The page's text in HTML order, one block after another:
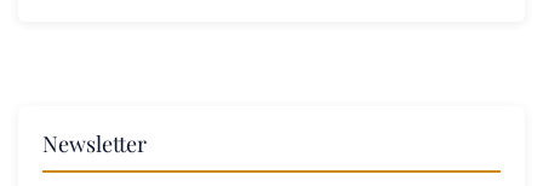
Newsletter